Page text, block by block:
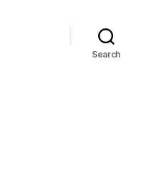
Search